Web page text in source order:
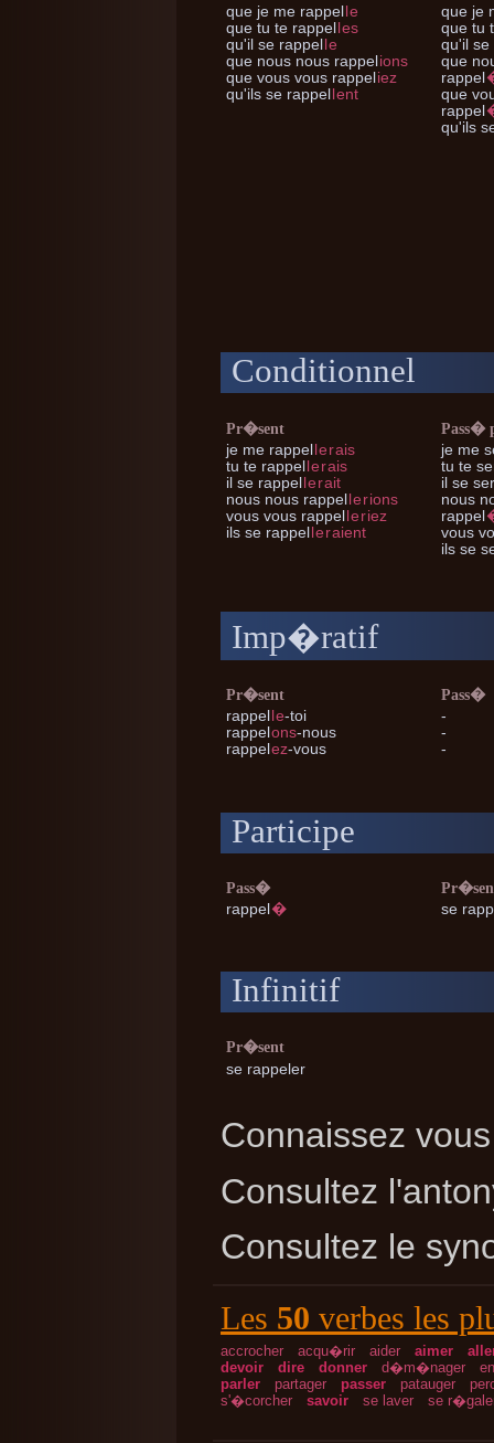
que je me rappelle
que tu te rappelles
qu'il se rappelle
que nous nous rappelions
que vous vous rappeliez
qu'ils se rappellent
que je
que tu
qu'il se
que
rappel
que
rappel
qu'ils
Conditionnel
Pr�sent
je me rappellerais
tu te rappellerais
il se rappellerait
nous nous rappellerions
vous vous rappelleriez
ils se rappelleraient
Pass�
je me
tu te
il se
nous
rappel
vous
ils se
Imp�ratif
Pr�sent
rappelle-toi
rappelons-nous
rappelez-vous
Pass�
-
-
-
Participe
Pass�
rappel�
se
Infinitif
Pr�sent
se rappeler
Connaissez
Consultez
Consultez le
Les 50 verbes les
accrocher acqu�rir aider aimer
devoir
dire donner d�m�nager
parler
partager passer patauger
s'�corcher
savoir se laver se